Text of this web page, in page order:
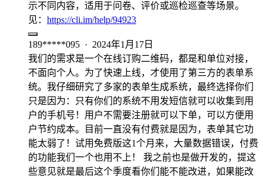
示不同内容，适用于问卷、评价或巡检巡查等场景。
见： https://cli.im/help/94923
189*****095 · 2024年1月17日
我们的需求是一个在线订购二维码，都是和单位对接，
不面向个人。为了快速上线，才使用了第三方的表单系
统。我仔细研究了多家的表单生成系统，最终选择你们
只是因为：只有你们的系统不用发短信就可以收集到用
户的手机号！用户不需要注册就可以下单，可以方便用
户节约成本。目前一直没有付费就是因为，表单其它功
能太弱了！试用免费版这1个月来，大量数据错误，付费
的功能我们一个也用不上！ 我之前也是做开发的，提这
些意见就是最后这个季度看你们能不能改进，如果能改